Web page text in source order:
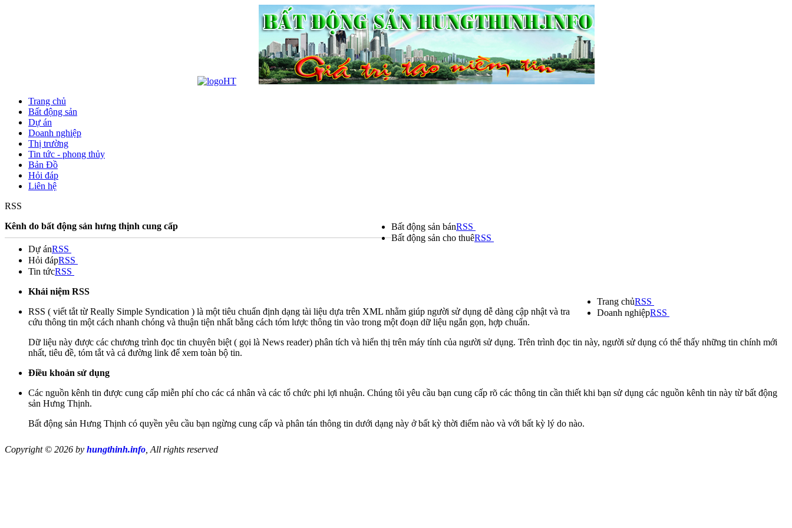
Trang chủ
Bất động sản
Dự án
Doanh nghiệp
Thị trường
Tin tức - phong thủy
Bản Đồ
Hỏi đáp
Liên hệ
RSS
Kênh do bất động sản hưng thịnh cung cấp
Bất động sản bánRSS
Bất động sản cho thuêRSS
Dự ánRSS
Hỏi đápRSS
Tin tứcRSS
Trang chủRSS
Doanh nghiệpRSS
Khái niệm RSS
RSS ( viết tắt từ Really Simple Syndication ) là một tiêu chuẩn định dạng tài liệu dựa trên XML nhằm giúp người sử dụng dễ dàng cập nhật và tra
cứu thông tin một cách nhanh chóng và thuận tiện nhất bằng cách tóm lược thông tin vào trong một đoạn dữ liệu ngắn gọn, hợp chuẩn.
Dữ liệu này được các chương trình đọc tin chuyên biệt ( gọi là News reader) phân tích và hiển thị trên máy tính của người sử dụng. Trên trình đọc tin này, người sử dụng có thể thấy những tin chính mới
nhất, tiêu đề, tóm tắt và cả đường link để xem toàn bộ tin.
Điều khoản sử dụng
Các nguồn kênh tin được cung cấp miễn phí cho các cá nhân và các tổ chức phi lợi nhuận. Chúng tôi yêu cầu bạn cung cấp rõ các thông tin cần thiết khi bạn sử dụng các nguồn kênh tin này từ bất động
sản Hưng Thịnh.
Bất động sản Hưng Thịnh có quyền yêu cầu bạn ngừng cung cấp và phân tán thông tin dưới dạng này ở bất kỳ thời điểm nào và với bất kỳ lý do nào.
Copyright © 2026 by hungthinh.info , All rights reserved